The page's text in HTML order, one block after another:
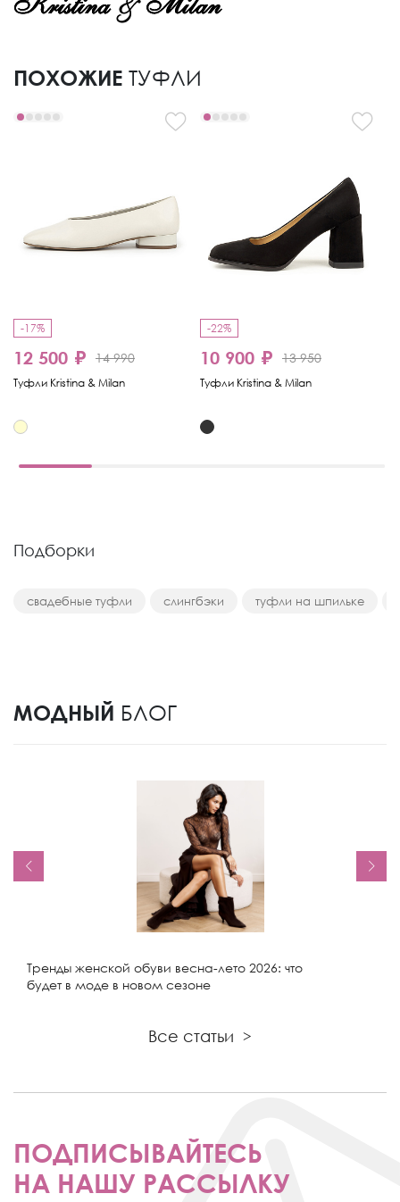
ПОХОЖИЕ ТУФЛИ
-17%
12 500 ₽ 14 990
Туфли Kristina & Milan
-22%
10 900 ₽ 13 950
Туфли Kristina & Milan
Подборки
свадебные туфли слингбэки туфли на шпильке
МОДНЫЙ БЛОГ
Тренды женской обуви весна-лето 2026: что
будет в моде в новом сезоне
Все статьи >
ПОДПИСЫВАЙТЕСЬ
НА НАШУ РАССЫЛКУ